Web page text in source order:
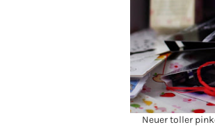
Neuer toller